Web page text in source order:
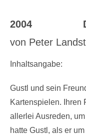
2004 Der
von Peter
Inhaltsangabe:
Gustl und sein
Kartenspielen. Ihren
allerlei Ausreden,
hatte Gustl, als er